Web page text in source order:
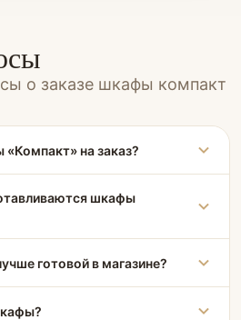
о заказе шкафы компакт
на заказ?
шкафы
готовой в магазине?